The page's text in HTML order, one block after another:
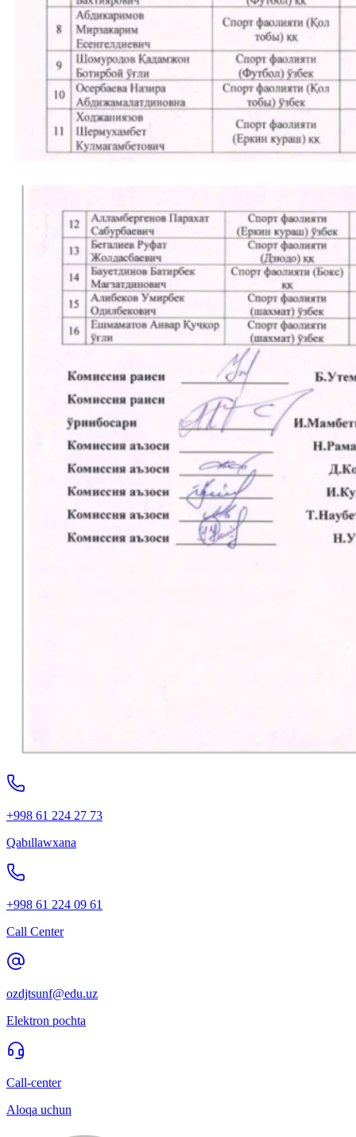
+998 61 224 27 73
Qabıllawxana
+998 61 224 09 61
Call Center
ozdjtsunf@edu.uz
Elektron pochta
Call-center
Aloqa uchun